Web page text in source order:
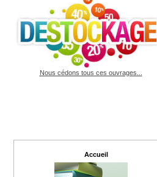
Nous cédons tous ces ouvrages...
Accueil